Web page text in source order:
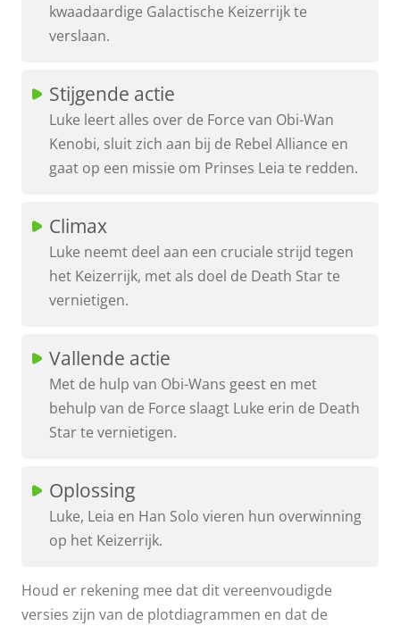
kwaadaardige Galactische Keizerrijk te
verslaan.
Stijgende actie
Luke leert alles over de Force van Obi-Wan
Kenobi, sluit zich aan bij de Rebel Alliance en
gaat op een missie om Prinses Leia te redden.
Climax
Luke neemt deel aan een cruciale strijd tegen
het Keizerrijk, met als doel de Death Star te
vernietigen.
Vallende actie
Met de hulp van Obi-Wans geest en met
behulp van de Force slaagt Luke erin de Death
Star te vernietigen.
Oplossing
Luke, Leia en Han Solo vieren hun overwinning
op het Keizerrijk.
Houd er rekening mee dat dit vereenvoudigde
versies zijn van de plotdiagrammen en dat de